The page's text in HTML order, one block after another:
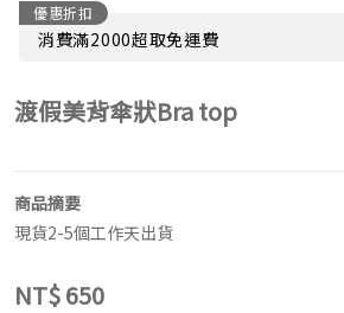
優惠折扣
消費滿2000超取免運費
渡假美背傘狀Bra top
商品摘要
現貨2-5個工作天出貨
NT$650